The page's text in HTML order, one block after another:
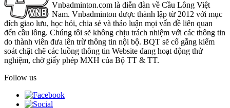
Vnbadminton.com là diễn đàn về Cầu Lông Việt
Nam. Vnbadminton được thành lập từ 2012 với mục
đích giao lưu, học hỏi, chia sẻ và thảo luận mọi vấn đề liên quan
đến cầu lông. Chúng tôi sẽ không chịu trách nhiệm với các thông tin
do thành viên đưa lên trừ thông tin nội bộ. BQT sẽ cố gắng kiểm
soát chặt chẽ các luồng thông tin Website đang hoạt động thử
nghiệm, chờ giấy phép MXH của Bộ TT & TT.
Follow us